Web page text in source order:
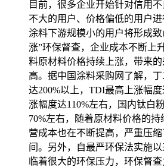
目前，很多企业开始针对信用
不大的用户、价格偏低的用户
涂料下游规模小的用户将形成
涨”环保督查，企业成本不断上
料原材料价格持续上涨，带来
高。据中国涂料采购网了解，
达200%以上，TDI最高上涨幅
涨幅度达110%左右，国内钛白
70%左右，随着原材料价格的
营成本也在不断提高，严重压
间。另外，自最严环保法实施
临着很大的环保压力，环保督